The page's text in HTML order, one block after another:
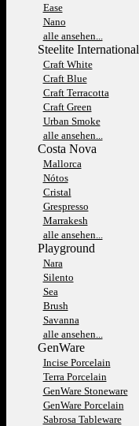
Ease
Nano
alle ansehen...
Steelite International
Craft White
Craft Blue
Craft Terracotta
Craft Green
Urban Smoke
alle ansehen...
Costa Nova
Mallorca
Nótos
Cristal
Grespresso
Marrakesh
alle ansehen...
Playground
Nara
Silento
Sea
Brush
Savanna
alle ansehen...
GenWare
Incise Porcelain
Terra Porcelain
GenWare Stoneware
GenWare Porcelain
Sabrosa Tableware